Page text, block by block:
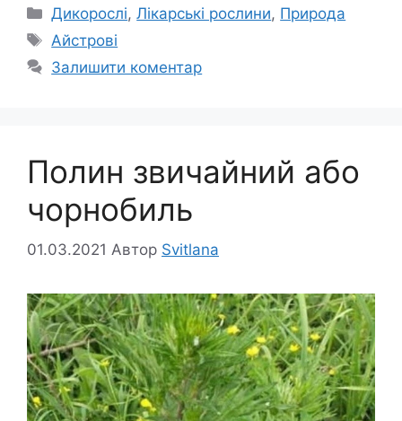
Категорії
Дикорослі,Лікарські рослини, Природа
Позначки
Айстрові
Залишити коментар
Полин звичайний або
чорнобиль
01.03.2021 Автор Svitlana